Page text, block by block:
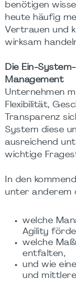
benötigen
heute häufig
Vertrauen und
wirksam
Die Ein-
Management
Unternehmen
Flexibilität,
Transparenz
System diese
ausreichend
wichtige
In den
unter anderem
welche
Agility
welche
entfalten,
und wie
und